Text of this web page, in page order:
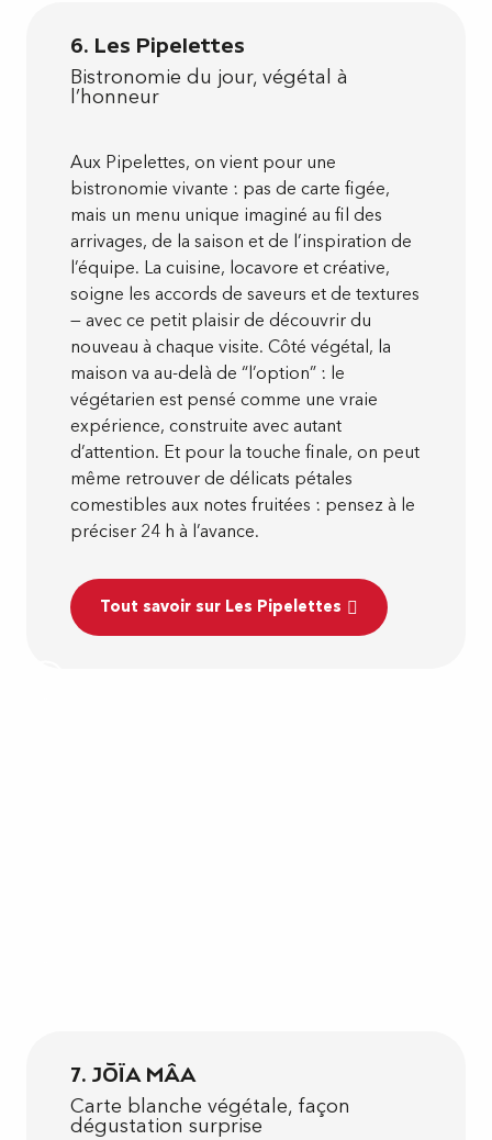
6. Les Pipelettes
Bistronomie du jour, végétal à
l’honneur
Aux Pipelettes, on vient pour une
bistronomie vivante : pas de carte figée,
mais un menu unique imaginé au fil des
arrivages, de la saison et de l’inspiration de
l’équipe. La cuisine, locavore et créative,
soigne les accords de saveurs et de textures
— avec ce petit plaisir de découvrir du
nouveau à chaque visite. Côté végétal, la
maison va au-delà de “l’option” : le
végétarien est pensé comme une vraie
expérience, construite avec autant
d’attention. Et pour la touche finale, on peut
même retrouver de délicats pétales
comestibles aux notes fruitées : pensez à le
préciser 24 h à l’avance.
Tout savoir sur Les Pipelettes
7. JÒÏA MÂA
Carte blanche végétale, façon
dégustation surprise